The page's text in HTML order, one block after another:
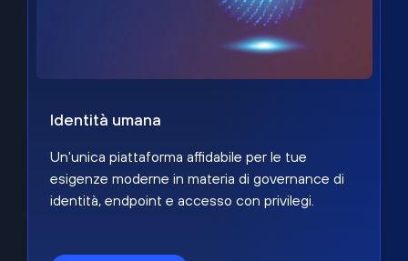
Identità umana
Un'unica piattaforma affidabile per le tue
esigenze moderne in materia di governance di
identità, endpoint e accesso con privilegi.